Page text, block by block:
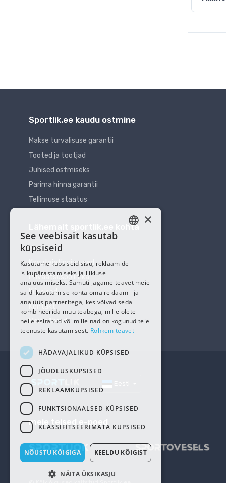
Sportlik.ee kaudu ostmine
Makse turvalisuse garantii
Tooted ja tootjad
Juhised ostmiseks
Parima hinna garantii
Tellimuse staatus
Lähemalt sportlik.ee kohta
Meist
Kasutajatingimused
Privaatsuspoliitika
Küpsised
Kontakt
Meie sõbrad
meie teised e-poed
×
See veebisait kasutab
küpsiseid
Kasutame küpsiseid sisu, reklaamide
isikupärastamiseks ja liikluse
analüüsimiseks. Samuti jagame teavet meie
saidi kasutamise kohta oma reklaami- ja
analüüsipartneritega, kes võivad seda
kombineerida muu teabega, mille olete
neile esitanud või mille nad on kogunud teie
teenuste kasutamisest. Rohkem teavet
HÄDAVAJALIKUD KÜPSISED
JÕUDLUSKÜPSISED
REKLAAMKÜPSISED
FUNKTSIONAALSED KÜPSISED
KLASSIFITSEERIMATA KÜPSISED
NÕUSTU KÕIGIGA KEELDU KÕIGIST
NÄITA ÜKSIKASJU